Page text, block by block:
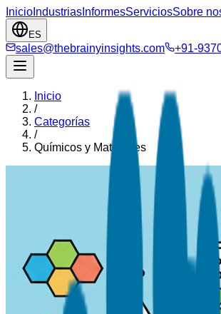
Inicio Industrias InformesServiciosSobre
ES
sales@thebrainyinsights.com +91-
Inicio
/
Categorías
/
Químicos y Materiales